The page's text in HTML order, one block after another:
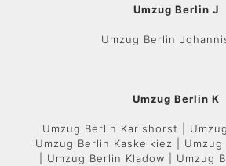
Umzug Berlin J
Umzug Berlin
Umzug Berlin K
Umzug Berlin Karlshorst |
Umzug Berlin Kaskelkiez |
| Umzug Berlin Kladow | Umzug